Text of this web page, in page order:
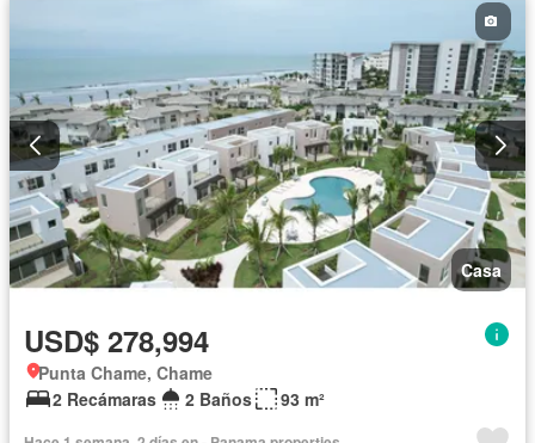
Casa
USD$ 278,994
Punta Chame, Chame
2 Recámaras
2 Baños 93 m²